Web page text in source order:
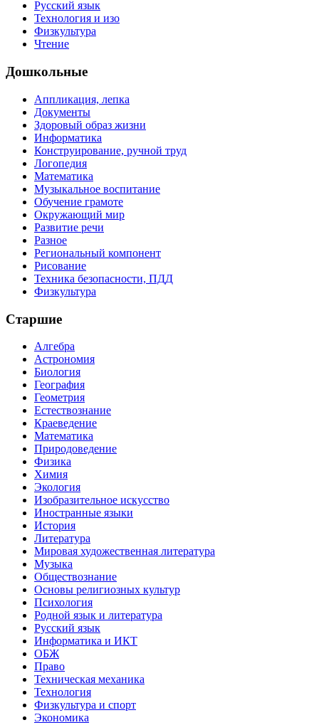
Русский язык
Технология и изо
Физкультура
Чтение
Дошкольные
Аппликация, лепка
Документы
Здоровый образ жизни
Информатика
Конструирование, ручной труд
Логопедия
Математика
Музыкальное воспитание
Обучение грамоте
Окружающий мир
Развитие речи
Разное
Региональный компонент
Рисование
Техника безопасности, ПДД
Физкультура
Старшие
Алгебра
Астрономия
Биология
География
Геометрия
Естествознание
Краеведение
Математика
Природоведение
Физика
Химия
Экология
Изобразительное искусство
Иностранные языки
История
Литература
Мировая художественная литература
Музыка
Обществознание
Основы религиозных культур
Психология
Родной язык и литература
Русский язык
Информатика и ИКТ
ОБЖ
Право
Техническая механика
Технология
Физкультура и спорт
Экономика